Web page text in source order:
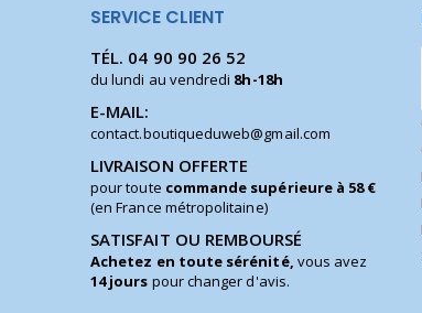
SERVICE CLIENT
TÉL. 04 90 90 26 52
du lundi au vendredi 8h-18h
E-MAIL:
contact.boutiqueduweb@gmail.com
LIVRAISON OFFERTE
pour toute commande supérieure à 58 €
(en France métropolitaine)
SATISFAIT OU REMBOURSÉ
Achetez en toute sérénité, vous avez
14 jours pour changer d'avis.